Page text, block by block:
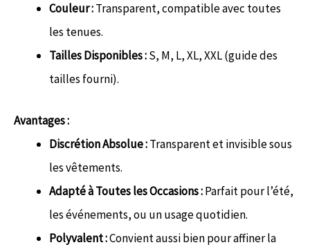
Couleur :Transparent, compatible avec toutes
les tenues.
Tailles Disponibles :S, M, L, XL, XXL (guide des
tailles fourni).
Avantages :
Discrétion Absolue :Transparent et invisible sous
les vêtements.
Adapté à Toutes les Occasions :Parfait pour l’été,
les événements, ou un usage quotidien.
Polyvalent :Convient aussi bien pour affiner la